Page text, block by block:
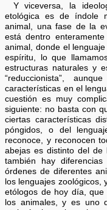
Y viceversa, la
etológica es de índole
animal, una fase de la
está dentro
animal, donde el
espíritu, lo que
estructuras naturales y
“reduccionista”,
características en el
cuestión es muy
siguiente: no basta con
ciertas características
póngidos, o del
reconoce, y reconocen
abejas es distinto del de
también hay
órdenes de diferentes
los lenguajes zoológicos,
etólogos de hoy día,
los animales, y es uno